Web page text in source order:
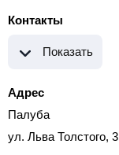
Контакты
Показать
Адрес
Палуба
ул. Льва Толстого, 3